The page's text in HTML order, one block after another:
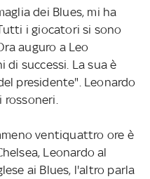
dei Blues, mi ha
i giocatori si sono
auguro a Leo
successi. La sua è
presidente". Leonardo
ventiquattro ore è
Leonardo al
ai Blues, l'altro parla